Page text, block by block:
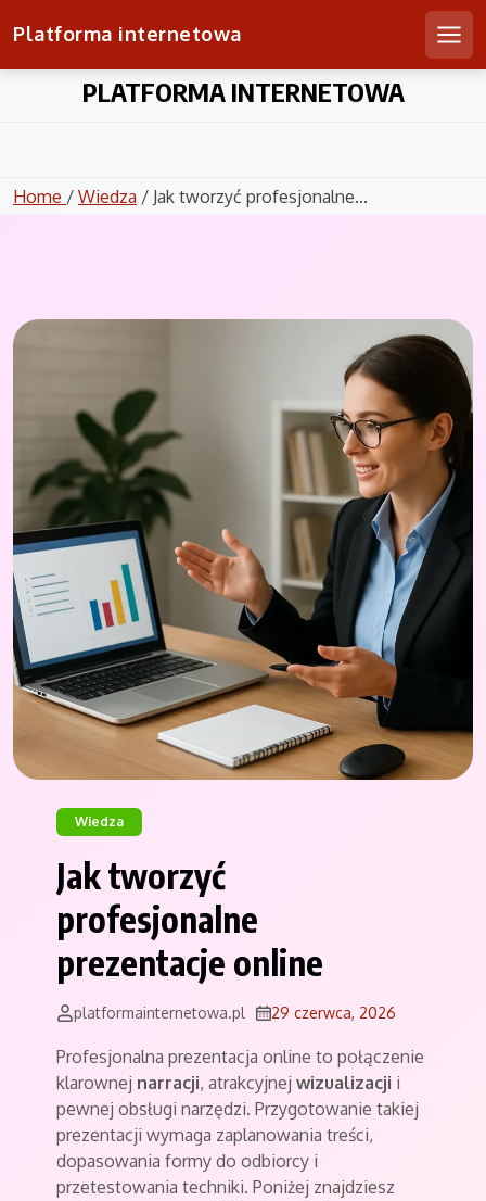
Platforma internetowa
PLATFORMA INTERNETOWA
Home / Wiedza / Jak tworzyć profesjonalne...
Wiedza
Jak tworzyć
profesjonalne
prezentacje online
platformainternetowa.pl 29 czerwca, 2026
Profesjonalna prezentacja online to połączenie
klarownej narracji, atrakcyjnej wizualizacji i
pewnej obsługi narzędzi. Przygotowanie takiej
prezentacji wymaga zaplanowania treści,
dopasowania formy do odbiorcy i
przetestowania techniki. Poniżej znajdziesz